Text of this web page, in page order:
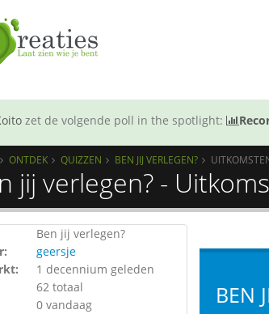
zet de volgende poll in the spotlight:
ONTDEK QUIZZEN BEN JIJ VERLEGEN?
jij verlegen? -
Ben jij verlegen?
geersje
1 decennium geleden
62 totaal
0 vandaag
BEN